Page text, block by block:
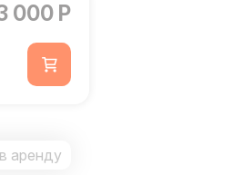
000 Р
аренду